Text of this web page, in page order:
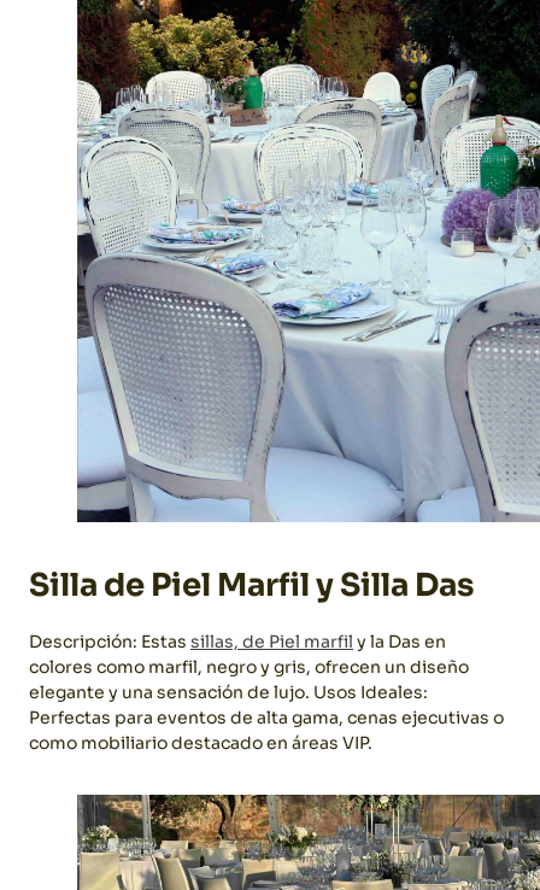
Silla de Piel Marfil y Silla Das
Descripción: Estas sillas, de Piel marfil y la Das en
colores como marfil, negro y gris, ofrecen un diseño
elegante y una sensación de lujo. Usos Ideales:
Perfectas para eventos de alta gama, cenas ejecutivas o
como mobiliario destacado en áreas VIP.